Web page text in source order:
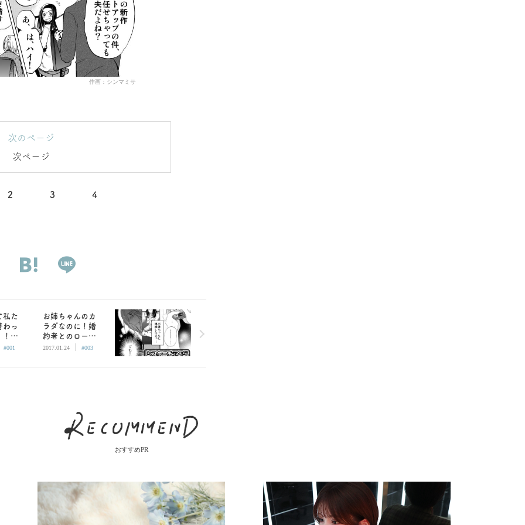
作画：シンマミサ
次のページ
次ページ
2 3 4
私た
っ
！？
ス
#001
お姉ちゃんのカ
ラダなのに！婚
約者とのローシ
ョンセックス／
ーチェンジ（3）
2017.01.24 | #003
おすすめPR